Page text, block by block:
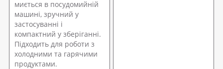
миється в посудомийній
машині, зручний у
застосуванні і
компактний у зберіганні.
Підходить для роботи з
холодними та гарячими
продуктами.